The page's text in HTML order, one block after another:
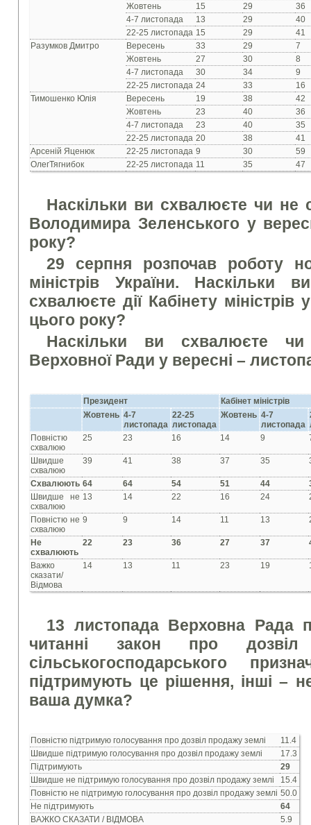
Жовтень
15 29
36
4-7 листопада
13 29
40
22-25 листопада 15 29
41
Разумков Дмитро
Вересень 33 29
7
Жовтень
27 30
8
4-7 листопада
30 34
9
22-25 листопада 24 33
16
Тимошенко Юлія
Вересень 19 38
42
Жовтень
23 40
36
4-7 листопада
23 40
35
22-25 листопада 20 38
41
Арсеній Яценюк
22-25 листопада 9 30
59
ОлегТягнибок
22-25 листопада 11 35 47
Наскільки ви схвалюєте чи не
Володимира Зеленського у
року?
29 серпня розпочав роботу
міністрів України.
схвалюєте дії Кабінету міністрів
цього року?
Наскільки ви схвалюєте
Верховної Ради у вересні –
Президент
Кабінет міністрів
Жовтень 4-7
листопада
22-25
листопада
Жовтень 4-7
листопада
Повністю
схвалюю
25 23 16 14 9
Швидше
схвалюю
39 41 38 37 35
Схвалюють 64 64 54 51 44
Швидше не
схвалюю
13 14 22 16 24
Повністю не
схвалюю
9 9 14 11 13
Не
схвалюють
22 23 36 27 37
Важко
сказати/
Відмова
14 13 11 23 19
13 листопада Верховна Рада
читанні закон про
сільськогосподарського
підтримують це рішення, інші –
ваша думка?
Повністю підтримую голосування про дозвіл продажу землі
11.4
Швидше підтримую голосування про дозвіл продажу землі
17.3
Підтримують
29
Швидше не підтримую голосування про дозвіл продажу землі
15.4
Повністю не підтримую голосування про дозвіл продажу землі 50.0
Не підтримують
64
ВАЖКО СКАЗАТИ / ВІДМОВА
5.9